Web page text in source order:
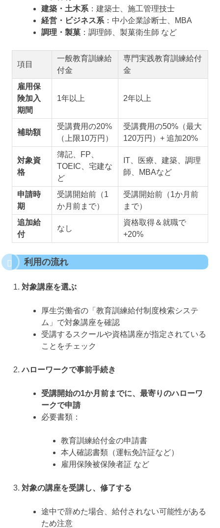
建築・土木系 ：建築士、施工管理技士
経営・ビジネス系 ：中小企業診断士、MBA
調理・製菓 ：調理師、製菓衛生師 など
項目
一般教育訓練給
付金
専門実践教育訓練給付
金
雇用保
険加入
期間
1年以上 2年以上
補助額
受講費用の20%
（上限10万円）
受講費用の50%（最大
120万円）+ 追加20%
対象資
格
簿記、FP、
TOEIC、宅建な
ど
IT、医療、建築、調理
師、MBAなど
申請時
期
受講開始前（1
か月前まで）
受講開始前（1か月前
まで）
追加給
付
なし
資格取得＆就職で
+20%
利用の流れ
対象講座を選ぶ
厚生労働省の「教育訓練給付制度検索システ
ム」で対象講座を確認
受講するスクールや資格講座が指定されている
ことをチェック
ハローワークで事前手続き
受講開始の1か月前までに、最寄りのハローワ
ークで申請
必要書類：
教育訓練給付金の申請書
本人確認書類（運転免許証など）
雇用保険被保険者証 など
対象の講座を受講し、修了する
途中で辞めた場合、給付されない可能性がある
ため注意